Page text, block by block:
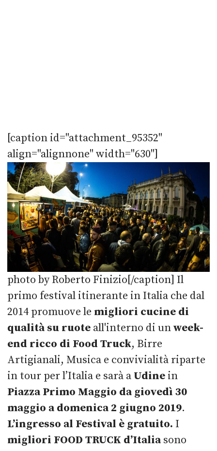
[caption id="attachment_95352"
align="alignnone" width="630"]
photo by Roberto Finizio[/caption] Il
primo festival itinerante in Italia che dal
2014 promuove le migliori cucine di
qualità su ruote all'interno di unweek-
end ricco di Food Truck, Birre
Artigianali, Musica e convivialità riparte
in tour per l’Italia e sarà a Udine in
Piazza Primo Maggio da giovedì 30
maggio a domenica 2 giugno 2019.
L’ingresso al Festival è gratuito. I
migliori FOOD TRUCK d’Italiasono